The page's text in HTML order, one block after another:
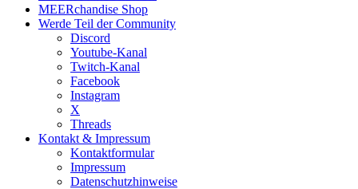
MEERchandise Shop
Werde Teil der Community
Discord
Youtube-Kanal
Twitch-Kanal
Facebook
Instagram
X
Threads
Kontakt & Impressum
Kontaktformular
Impressum
Datenschutzhinweise